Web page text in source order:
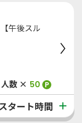
午後スル
人数 × 50 P
タート時間